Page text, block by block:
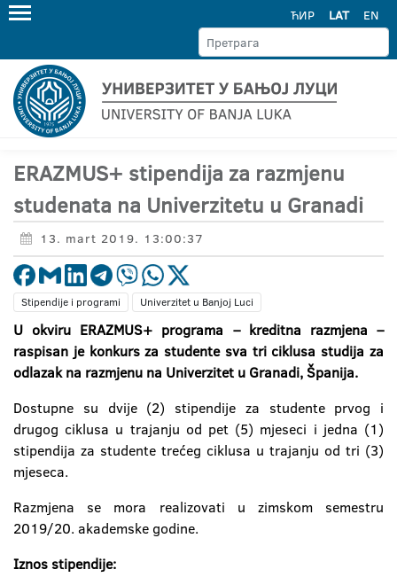
ЋИР LAT EN
ERAZMUS+ stipendija za razmjenu
studenata na Univerzitetu u Granadi
13. mart 2019. 13:00:37
Stipendije i programi Univerzitet u Banjoj Luci
U okviru ERAZMUS+ programa – kreditna razmjena –
raspisan je konkurs za studente sva tri ciklusa studija za
odlazak na razmjenu na Univerzitet u Granadi, Španija.
Dostupne su dvije (2) stipendije za studente prvog i
drugog ciklusa u trajanju od pet (5) mjeseci i jedna (1)
stipendija za studente trećeg ciklusa u trajanju od tri (3)
mjeseca.
Razmjena se mora realizovati u zimskom semestru
2019/20. akademske godine.
Iznos stipendije: